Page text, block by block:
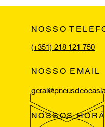
NOSSO
(+351) 218 121 750
NOSSO EMAIL
NOSSOS